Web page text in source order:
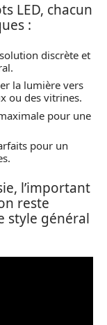
LED, chacun
:
discrète et
la lumière vers
ou des vitrines.
pour une
pour un
l’important
reste
style général